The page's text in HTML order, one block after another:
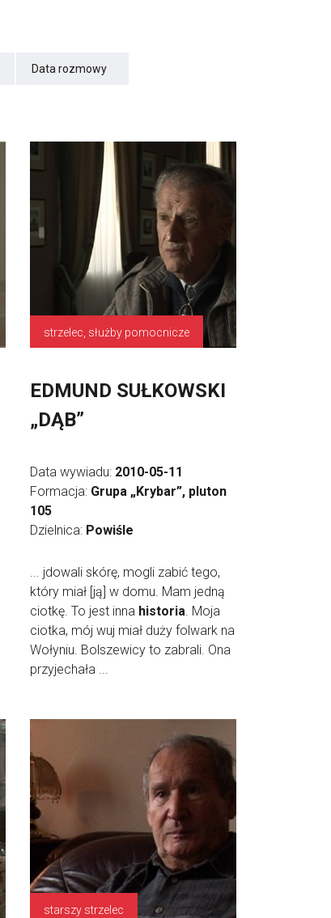
Data rozmowy
strzelec, służby pomocnicze
EDMUND SUŁKOWSKI
„DĄB”
Data wywiadu: 2010-05-11
Formacja: Grupa „Krybar”, pluton
105
Dzielnica: Powiśle
... jdowali skórę, mogli zabić tego,
który miał [ją] w domu. Mam jedną
ciotkę. To jest inna historia. Moja
ciotka, mój wuj miał duży folwark na
Wołyniu. Bolszewicy to zabrali. Ona
przyjechała ...
starszy strzelec